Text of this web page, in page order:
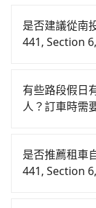
是否建議從南
441, Section
6, Zhongshan
前往高鐵站！
約70分鐘。抵
台排隊的時間
有些路段假日
人？訂車時需
道路安全，政
四種車輛可以
是否推薦租車
441, Section